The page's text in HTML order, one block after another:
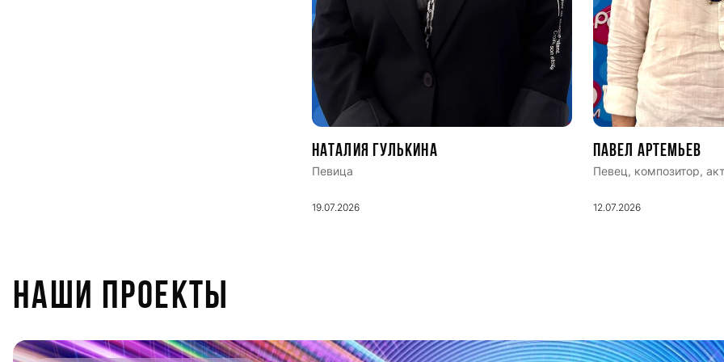
Наталия Гулькина
Певица
19.07.2026
Павел Артемьев
Певец, композитор,
12.07.2026
НАШИ ПРОЕКТЫ